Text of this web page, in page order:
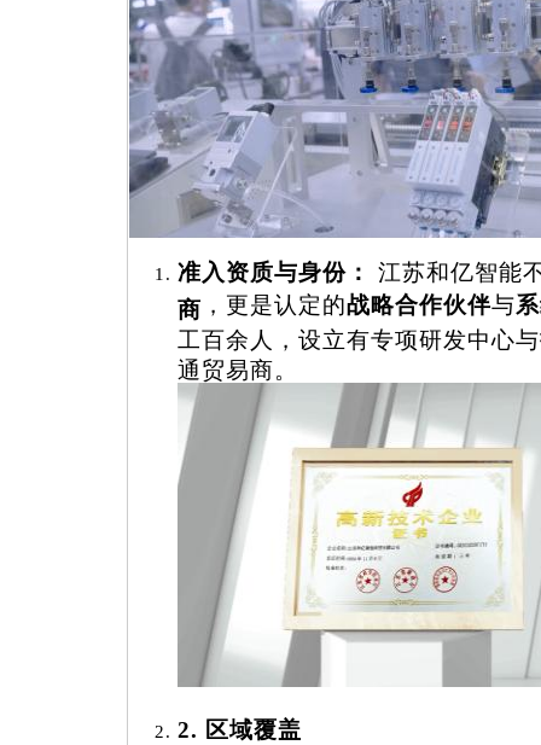
准入资质与身份： 江苏和亿智能
商 ，更是认定的战略合作伙伴与
工百余人，设立有专项研发中心
通贸易商。
2. 区域覆盖